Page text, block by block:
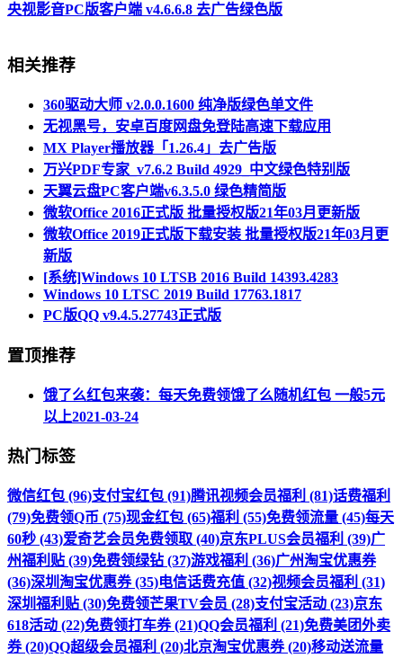
央视影音PC版客户端 v4.6.6.8 去广告绿色版
相关推荐
360驱动大师 v2.0.0.1600 纯净版绿色单文件
无视黑号，安卓百度网盘免登陆高速下载应用
MX Player播放器「1.26.4」去广告版
万兴PDF专家_v7.6.2 Build 4929_中文绿色特别版
天翼云盘PC客户端v6.3.5.0 绿色精简版
微软Office 2016正式版 批量授权版21年03月更新版
微软Office 2019正式版下载安装 批量授权版21年03月更
新版
[系统]Windows 10 LTSB 2016 Build 14393.4283
Windows 10 LTSC 2019 Build 17763.1817
PC版QQ v9.4.5.27743正式版
置顶推荐
饿了么红包来袭：每天免费领饿了么随机红包 一般5元
以上2021-03-24
热门标签
微信红包 (96)支付宝红包 (91)腾讯视频会员福利 (81)话费福利
(79)免费领Q币 (75)现金红包 (65)福利 (55)免费领流量 (45)每天
60秒 (43)爱奇艺会员免费领取 (40)京东PLUS会员福利 (39)广
州福利贴 (39)免费领绿钻 (37)游戏福利 (36)广州淘宝优惠券
(36)深圳淘宝优惠券 (35)电信话费充值 (32)视频会员福利 (31)
深圳福利贴 (30)免费领芒果TV会员 (28)支付宝活动 (23)京东
618活动 (22)免费领打车券 (21)QQ会员福利 (21)免费美团外卖
券 (20)QQ超级会员福利 (20)北京淘宝优惠券 (20)移动送流量